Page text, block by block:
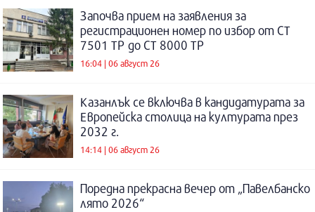
Започва прием на заявления за
регистрационен номер по избор от СТ
7501 ТР до СТ 8000 ТР
16:04 | 06 август 26
Казанлък се включва в кандидатурата за
Европейска столица на културата през
2032 г.
14:14 | 06 август 26
Поредна прекрасна вечер от „Павелбанско
лято 2026“